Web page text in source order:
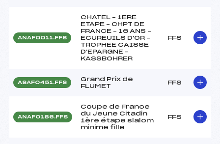
ANAF0011.FFS
CHATEL – 1ERE
ETAPE – CHPT DE
FRANCE – 16 ANS –
ECUREUILS D'OR –
TROPHEE CAISSE
D'EPARGNE –
KASSBOHRER
FFS
ASAF0451.FFS
Grand Prix de
FLUMET
FFS
ANAF0186.FFS
Coupe de France
du Jeune Citadin
1ère étape slalom
minime fille
FFS